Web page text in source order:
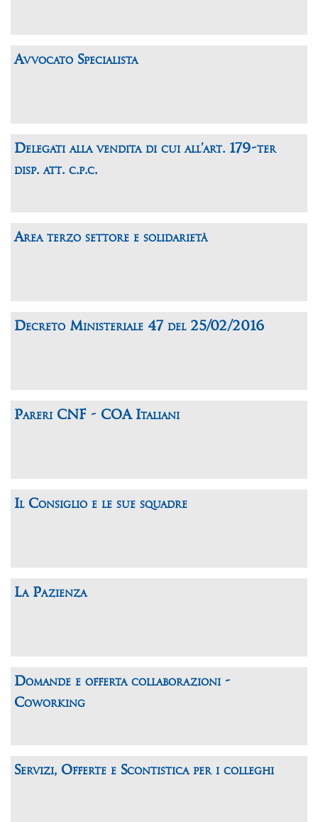
Avvocato Specialista
Delegati alla vendita di cui all’art. 179-ter
disp. att. c.p.c.
Area terzo settore e solidarietà
Decreto Ministeriale 47 del 25/02/2016
Pareri CNF - COA Italiani
Il Consiglio e le sue squadre
La Pazienza
Domande e offerta collaborazioni -
Coworking
Servizi, Offerte e Scontistica per i colleghi